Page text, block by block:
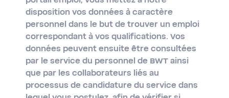
disposition vos données à caractère
personnel dans le but de trouver un emploi
correspondant à vos qualifications. Vos
données peuvent ensuite être consultées
par le service du personnel de BWT ainsi
que par les collaborateurs liés au
processus de candidature du service dans